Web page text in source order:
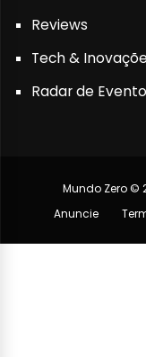
Reviews
Tech &
Radar de
Mundo Zero ©
Anuncie